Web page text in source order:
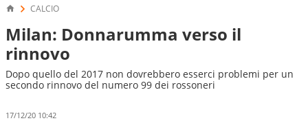
CALCIO
Milan: Donnarumma verso il
rinnovo
Dopo quello del 2017 non dovrebbero esserci problemi per un
secondo rinnovo del numero 99 dei rossoneri
17/12/20 10:42